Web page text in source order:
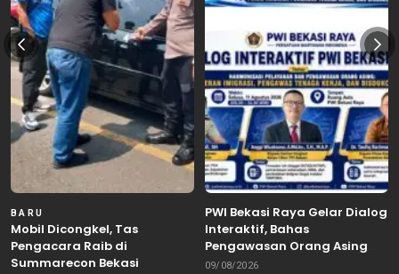
BARU
Mobil Dicongkel, Tas
Pengacara Raib di
Summarecon Bekasi
PWI Bekasi Raya Gelar Dialog
Interaktif, Bahas
Pengawasan Orang Asing
dan Tenaga Kerja
09/08/2026